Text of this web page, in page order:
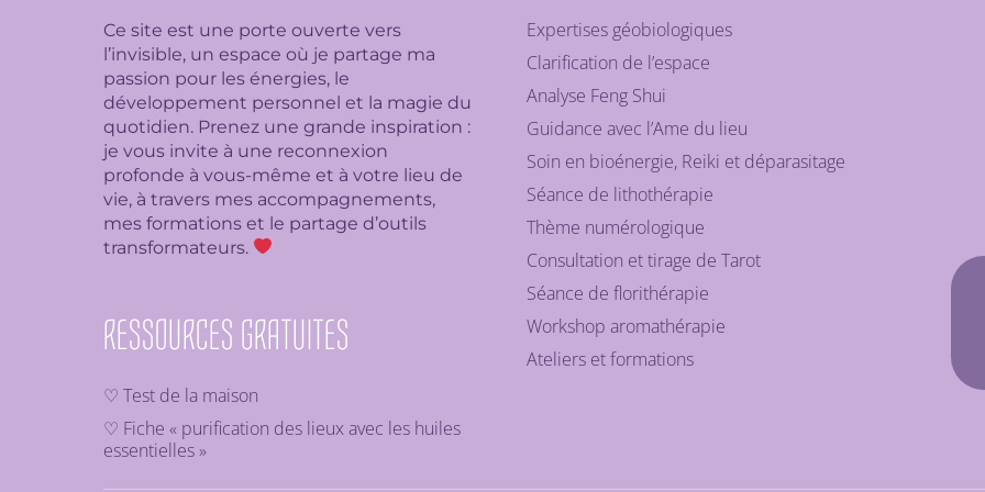
Ce site est une porte ouverte vers
l’invisible, un espace où je partage ma
passion pour les énergies, le
développement personnel et la magie du
quotidien. Prenez une grande inspiration :
je vous invite à une reconnexion
profonde à vous-même et à votre lieu de
vie, à travers mes accompagnements,
mes formations et le partage d’outils
transformateurs.
RESSOURCES GRATUITES
♡ Test de la maison
♡ Fiche « purification des lieux avec les huiles
essentielles »
Expertises géobiologiques
Clarification de l’espace
Analyse Feng Shui
Guidance avec l’Ame du lieu
Soin en bioénergie, Reiki et déparasitage
Séance de lithothérapie
Thème numérologique
Consultation et tirage de Tarot
Séance de florithérapie
Workshop aromathérapie
Ateliers et formations